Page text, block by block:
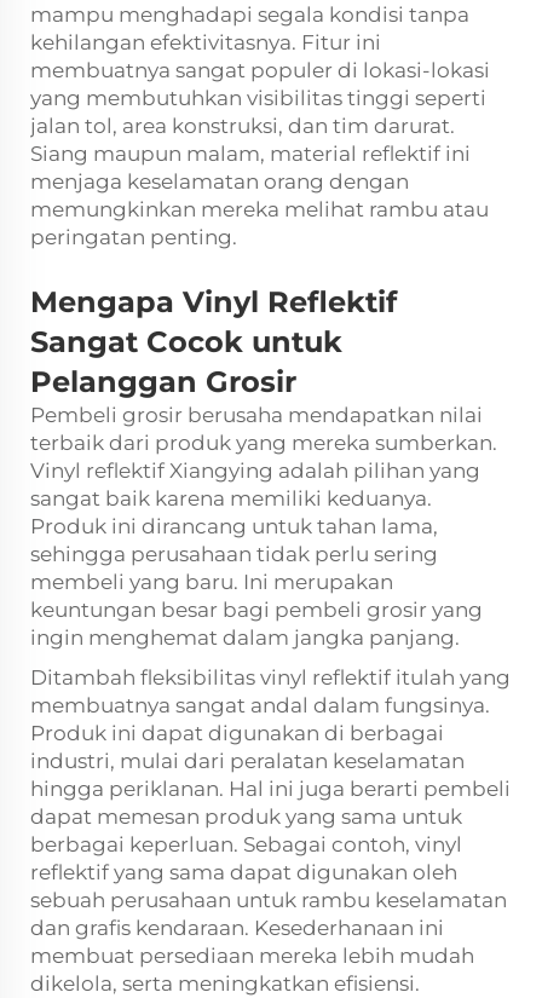
mampu menghadapi segala kondisi tanpa
kehilangan efektivitasnya. Fitur ini
membuatnya sangat populer di lokasi-lokasi
yang membutuhkan visibilitas tinggi seperti
jalan tol, area konstruksi, dan tim darurat.
Siang maupun malam, material reflektif ini
menjaga keselamatan orang dengan
memungkinkan mereka melihat rambu atau
peringatan penting.
Mengapa Vinyl Reflektif
Sangat Cocok untuk
Pelanggan Grosir
Pembeli grosir berusaha mendapatkan nilai
terbaik dari produk yang mereka sumberkan.
Vinyl reflektif Xiangying adalah pilihan yang
sangat baik karena memiliki keduanya.
Produk ini dirancang untuk tahan lama,
sehingga perusahaan tidak perlu sering
membeli yang baru. Ini merupakan
keuntungan besar bagi pembeli grosir yang
ingin menghemat dalam jangka panjang.
Ditambah fleksibilitas vinyl reflektif itulah yang
membuatnya sangat andal dalam fungsinya.
Produk ini dapat digunakan di berbagai
industri, mulai dari peralatan keselamatan
hingga periklanan. Hal ini juga berarti pembeli
dapat memesan produk yang sama untuk
berbagai keperluan. Sebagai contoh, vinyl
reflektif yang sama dapat digunakan oleh
sebuah perusahaan untuk rambu keselamatan
dan grafis kendaraan. Kesederhanaan ini
membuat persediaan mereka lebih mudah
dikelola, serta meningkatkan efisiensi.